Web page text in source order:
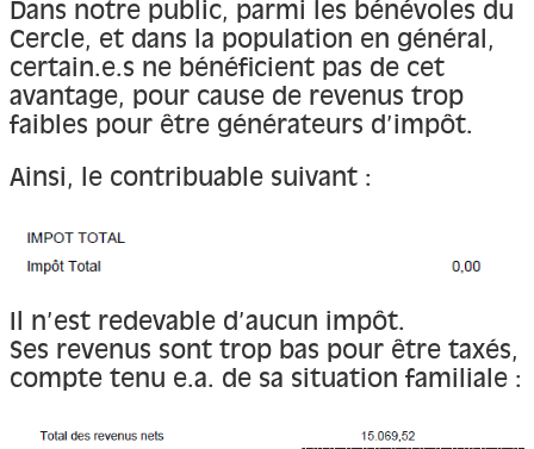
Dans notre public, parmi les bénévoles du
Cercle, et dans la population en général,
certain.e.s ne bénéficient pas de cet
avantage, pour cause de revenus trop
faibles pour être générateurs d’impôt.
Ainsi, le contribuable suivant :
Il n’est redevable d’aucun impôt.
Ses revenus sont trop bas pour être taxés,
compte tenu e.a. de sa situation familiale :